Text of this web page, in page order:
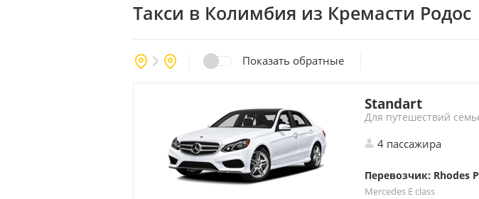
Такси в Колимбия из Кремасти Родос
Показать обратные
Standart
Для путешествий
4 пассажира
Перевозчик: Rhodes
Mercedes E class